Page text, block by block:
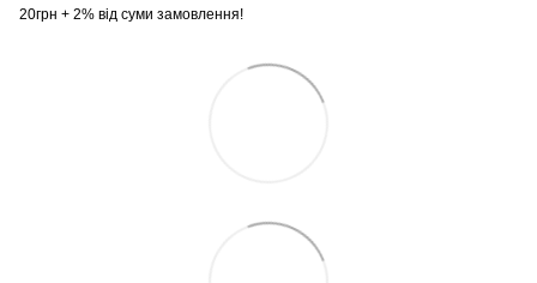
20грн + 2% від суми замовлення!